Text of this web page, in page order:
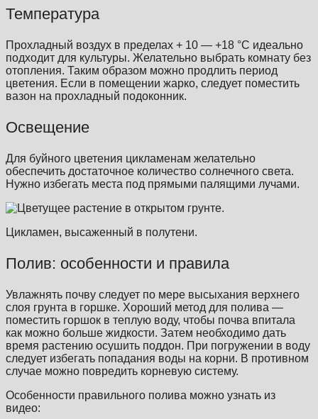
Температура
Прохладный воздух в пределах + 10 — +18 °C идеально
подходит для культуры. Желательно выбрать комнату без
отопления. Таким образом можно продлить период
цветения. Если в помещении жарко, следует поместить
вазон на прохладный подоконник.
Освещение
Для буйного цветения цикламенам желательно
обеспечить достаточное количество солнечного света.
Нужно избегать места под прямыми палящими лучами.
Цикламен, высаженный в полутени.
Полив: особенности и правила
Увлажнять почву следует по мере высыхания верхнего
слоя грунта в горшке. Хороший метод для полива —
поместить горшок в теплую воду, чтобы почва впитала
как можно больше жидкости. Затем необходимо дать
время растению осушить поддон. При погружении в воду
следует избегать попадания воды на корни. В противном
случае можно повредить корневую систему.
Особенности правильного полива можно узнать из
видео: